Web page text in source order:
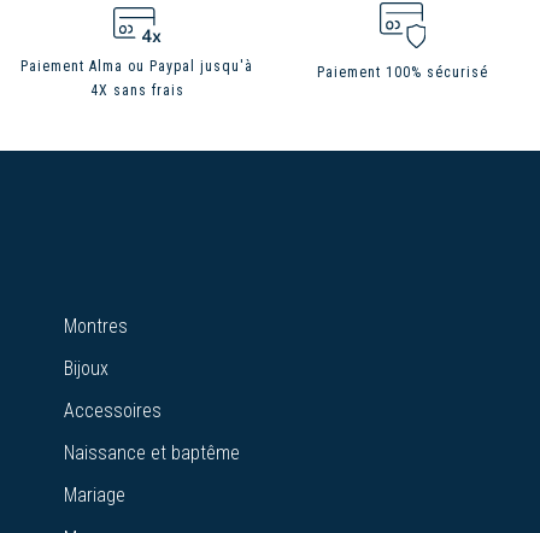
Paiement Alma ou Paypal jusqu'à
4X sans frais
Paiement 100% sécurisé
Montres
Bijoux
Accessoires
Naissance et baptême
Mariage